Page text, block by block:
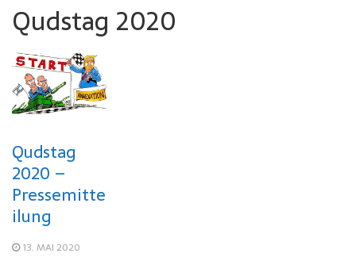
Qudstag 2020
Qudstag
2020 –
Pressemitte
ilung
13. MAI 2020